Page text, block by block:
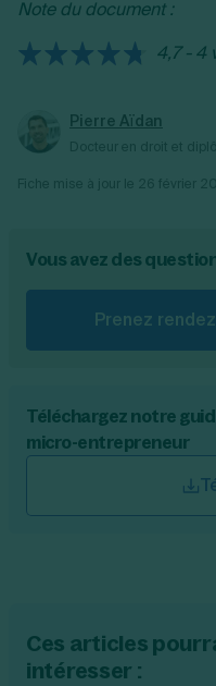
indépendants).
professionnels.
Note du document :
4,7 - 4
Pierre Aïdan
Vous avez des
Prenez
Téléchargez notre
micro-entrepreneur
Ces articles
intéresser :